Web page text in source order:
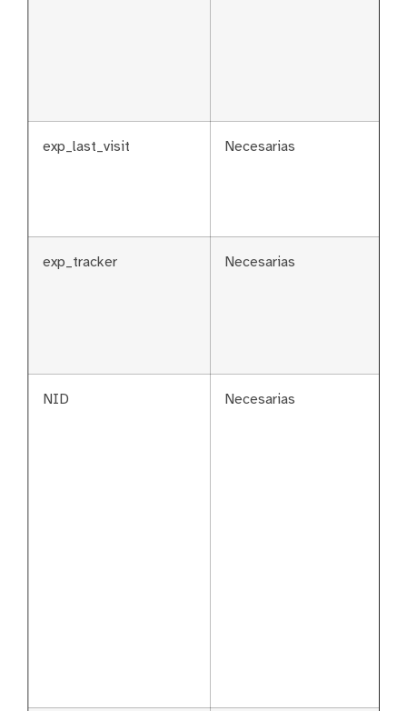
exp_last_visit Necesarias
exp_tracker Necesarias
NID Necesarias